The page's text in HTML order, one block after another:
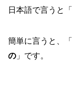
日本語で言うと「
簡単に言うと、「
の 」です。